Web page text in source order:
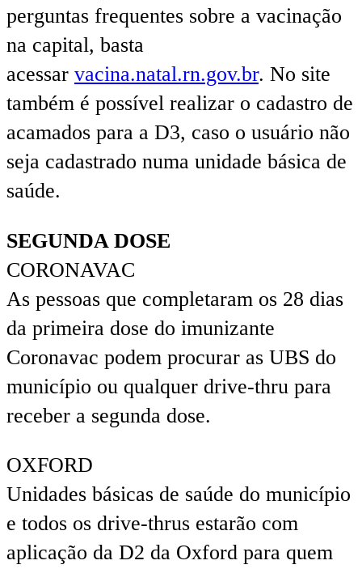
perguntas frequentes sobre a vacinação
na capital, basta
acessar vacina.natal.rn.gov.br. No site
também é possível realizar o cadastro de
acamados para a D3, caso o usuário não
seja cadastrado numa unidade básica de
saúde.
SEGUNDA DOSE
CORONAVAC
As pessoas que completaram os 28 dias
da primeira dose do imunizante
Coronavac podem procurar as UBS do
município ou qualquer drive-thru para
receber a segunda dose.
OXFORD
Unidades básicas de saúde do município
e todos os drive-thrus estarão com
aplicação da D2 da Oxford para quem